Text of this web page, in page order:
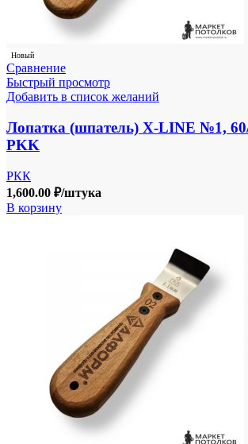
Новый
Сравнение
Быстрый просмотр
Добавить в список желаний
Лопатка (шпатель) X-LINE №1,
PKK
РКК
1,600.00 ₽/штука
В корзину